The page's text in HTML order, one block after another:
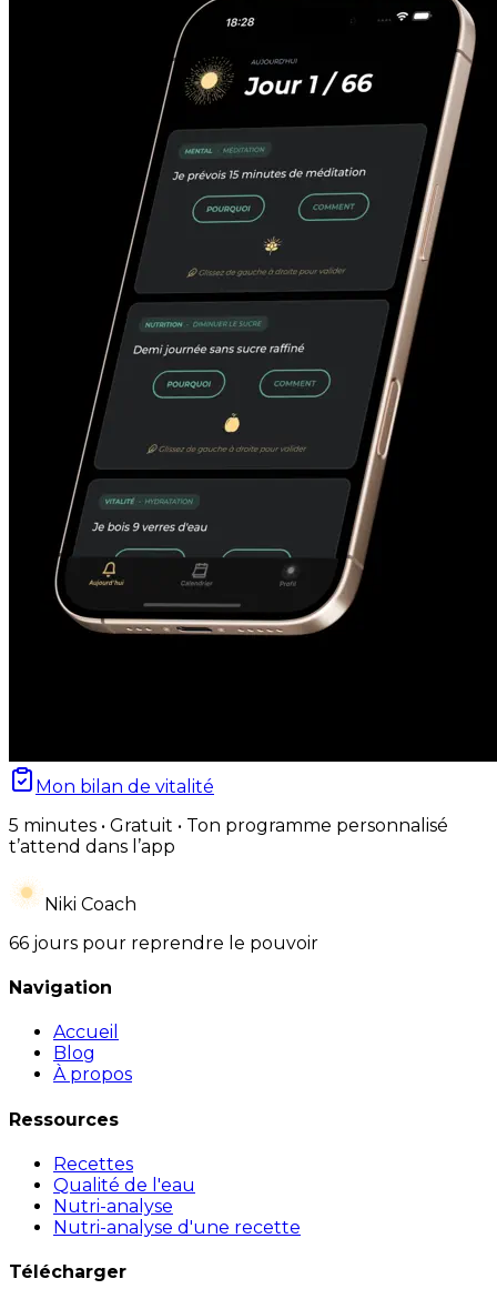
Mon bilan de vitalité
5 minutes • Gratuit • Ton programme personnalisé
t’attend dans l’app
Niki Coach
66 jours pour reprendre le pouvoir
Navigation
Accueil
Blog
À propos
Ressources
Recettes
Qualité de l'eau
Nutri-analyse
Nutri-analyse d'une recette
Télécharger